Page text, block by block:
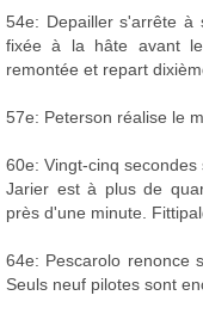
54e: Depailler s'arrête à
fixée à la hâte avant
remontée et repart
57e: Peterson réalise le
60e: Vingt-cinq
Jarier est à plus de
près d'une minute.
64e: Pescarolo renonce
Seuls neuf pilotes sont